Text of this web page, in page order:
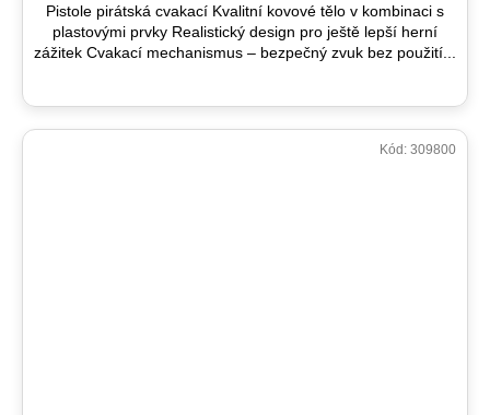
Pistole pirátská cvakací Kvalitní kovové tělo v kombinaci s
plastovými prvky Realistický design pro ještě lepší herní
zážitek Cvakací mechanismus – bezpečný zvuk bez použití...
Kód: 309800